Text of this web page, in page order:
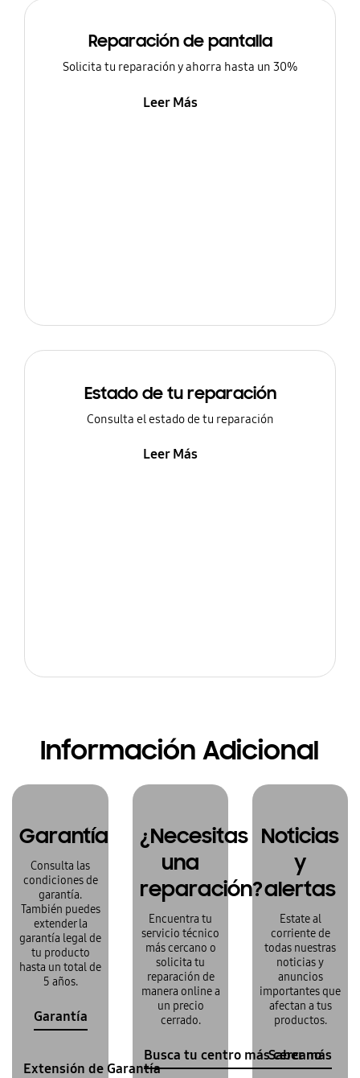
Reparación de pantalla
Solicita tu reparación y ahorra hasta un 30%
Leer Más
Estado de tu reparación
Consulta el estado de tu reparación
Leer Más
Información Adicional
Garantía
Consulta las
condiciones de
garantía.
También puedes
extender la
garantía legal de
tu producto
hasta un total de
5 años.
Garantía
Extensión de Garantía
¿Necesitas
una
reparación?
Encuentra tu
servicio técnico
más cercano o
solicita tu
reparación de
manera online a
un precio
cerrado.
Busca tu centro más cercano
Noticias
y
alertas
Estate al
corriente de
todas nuestras
noticias y
anuncios
importantes que
afectan a tus
productos.
Saber más